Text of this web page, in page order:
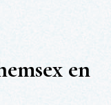
en